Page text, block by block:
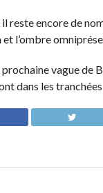
il reste encore de
l’ombre
vague
dans les